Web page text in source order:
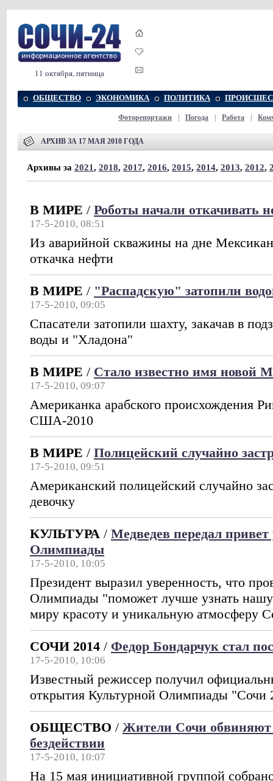
11 октября, пятница
ОБЩЕСТВО ЭКОНОМИКА ПОЛИТИКА
Фоторепортажи Погода Работа
АРХИВ ЗА 17 МАЯ 2010 ГОДА
Архивы за 2021, 2018, 2017, 2016, 2015, 2014, 2013, 2012,
В МИРЕ / Роботы начали откачивать
17-5-2010, 08:51
Из аварийной скважины на дне
откачка нефти
В МИРЕ / "Распадскую" затопили
17-5-2010, 09:05
Спасатели затопили шахту, закачав в
воды и "Хладона"
В МИРЕ / Стало известно имя новой
17-5-2010, 09:07
Американка арабского происхождения
США-2010
В МИРЕ / Полицейский случайно
17-5-2010, 09:51
Американский полицейский случайно
девочку
КУЛЬТУРА / Медведев передал
Олимпиады
17-5-2010, 10:05
Президент выразил уверенность, что
Олимпиады "поможет лучше узнать нашу
миру красоту и уникальную атмосферу
СОЧИ 2014 / Федор Бондарчук стал
17-5-2010, 10:06
Известный режиссер получил
открытия Культурной Олимпиады "Сочи
ОБЩЕСТВО / Жители Сочи обвиняют
бездействии
17-5-2010, 10:07
На 15 мая инициативной группой